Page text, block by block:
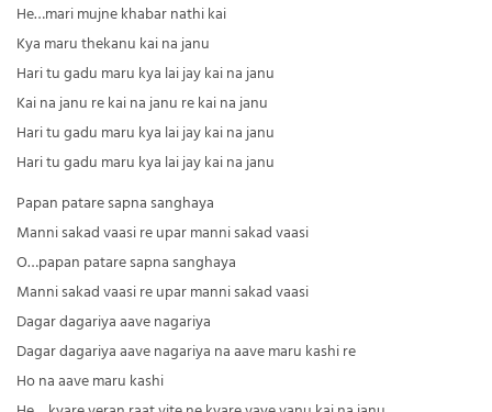
He…mari mujne khabar nathi kai
Kya maru thekanu kai na janu
Hari tu gadu maru kya lai jay kai na janu
Kai na janu re kai na janu re kai na janu
Hari tu gadu maru kya lai jay kai na janu
Hari tu gadu maru kya lai jay kai na janu
Papan patare sapna sanghaya
Manni sakad vaasi re upar manni sakad vaasi
O…papan patare sapna sanghaya
Manni sakad vaasi re upar manni sakad vaasi
Dagar dagariya aave nagariya
Dagar dagariya aave nagariya na aave maru kashi re
Ho na aave maru kashi